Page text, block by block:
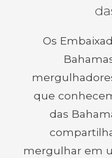
Os
que
das
mergulhar em